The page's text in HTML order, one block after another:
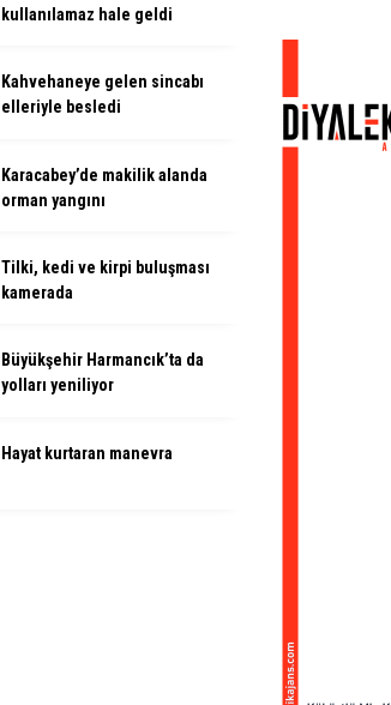
kullanılamaz hale geldi
Kahvehaneye gelen sincabı
elleriyle besledi
Karacabey’de makilik alanda
orman yangını
Tilki, kedi ve kirpi buluşması
kamerada
Büyükşehir Harmancık’ta da
yolları yeniliyor
Hayat kurtaran manevra